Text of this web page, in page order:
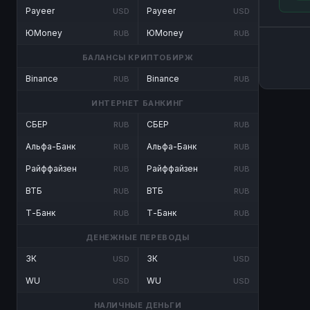
Payeer USD
ЮMoney RUB
Payeer USD
ЮMoney RUB
БАЛАНСЫ КРИПТОБИРЖ
Binance RUB Binance RUB
ИНТЕРНЕТ БАНКИНГ
СБЕР RUB
Альфа-Банк RUB
Райффайзен RUB
ВТБ RUB
Т-Банк RUB
СБЕР RUB
Альфа-Банк RUB
Райффайзен RUB
ВТБ RUB
Т-Банк RUB
ДЕНЕЖНЫЕ ПЕРЕВОДЫ
ЗК USD
WU USD
ЗК USD
WU USD
НАЛИЧНЫЕ ДЕНЬГИ